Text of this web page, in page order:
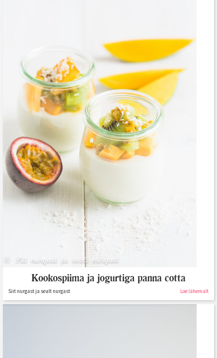
Kookospiima ja jogurtiga panna cotta
Siit nurgast ja sealt nurgast Loe lähemalt